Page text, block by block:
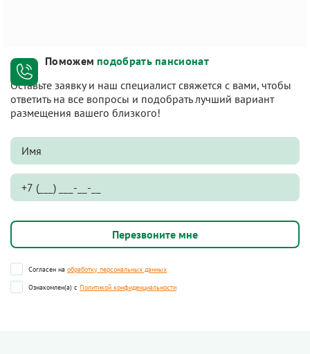
Поможем подобрать пансионат
Оставьте заявку и наш специалист свяжется с вами, чтобы
ответить на все вопросы и подобрать лучший вариант
размещения вашего близкого!
Согласен на обработку персональных данных
Ознакомлен(а) с Политикой конфиденциальности